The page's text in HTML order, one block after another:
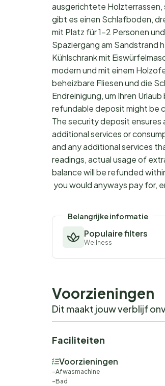
ausgerichtete Holzterrassen,
gibt es einen Schlafboden,
mit Platz für 1-2 Personen
Spaziergang am Sandstrand
Kühlschrank mit
modern und mit einem
beheizbare Fliesen und die
Endreinigung, um Ihren
refundable deposit might be
The security deposit ensures
additional services or
and any additional services
readings, actual usage of
balance will be refunded
you would anyways pay for,
Belangrijke informatie
Populaire filters
Wellness
Voorzieningen
Dit maakt jouw verblijf
Faciliteiten
Voorzieningen
Afwasmachine
Bad